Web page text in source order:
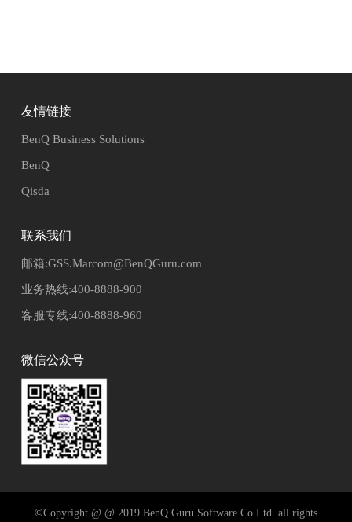
友情链接
BenQ Business Solutions
BenQ
Qisda
联系我们
邮箱:GSS.Marcom@BenQGuru.com
业务热线:400-8888-900
客服专线:400-8888-960
微信公众号
©Copyright @ @ 2019 BenQ Guru Software Co.Ltd. all rights